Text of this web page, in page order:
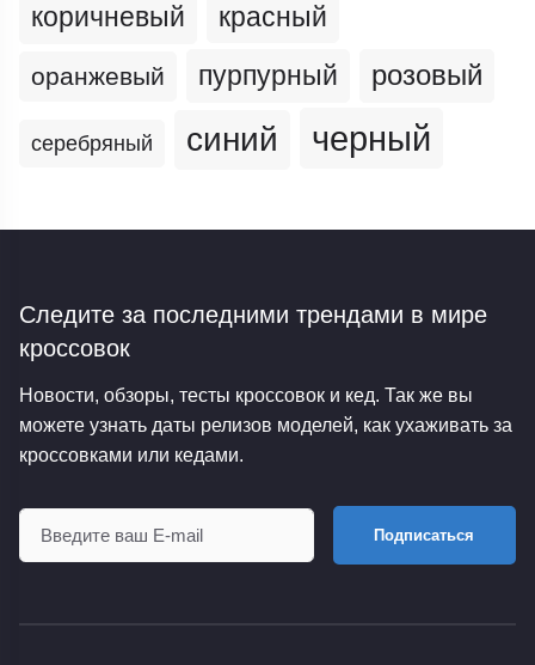
коричневый красный
оранжевый пурпурный розовый
серебряный синий черный
Следите за последними трендами в мире
кроссовок
Новости, обзоры, тесты кроссовок и кед. Так же вы
можете узнать даты релизов моделей, как ухаживать за
кроссовками или кедами.
Подписаться